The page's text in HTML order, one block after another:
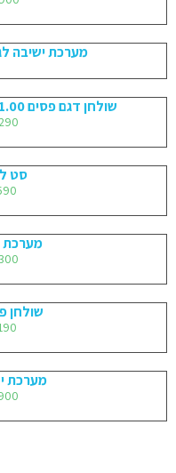
מערכת ישיבה
שולחן דגם פסים 2.16/1.00 נפתח ל 3 מ׳ + 6 כסאות
סט
מערכת
שולחן
מערכת